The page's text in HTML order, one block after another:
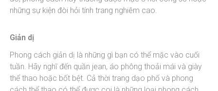
những sự kiện đòi hỏi tính trang nghiêm cao.
Giản dị
Phong cách giản dị là những gì bạn có thể mặc vào cuối
tuần. Hãy nghĩ đến quần jean, áo phông thoải mái và giày
thể thao hoặc bốt bệt. Cả thời trang dạo phố và phong